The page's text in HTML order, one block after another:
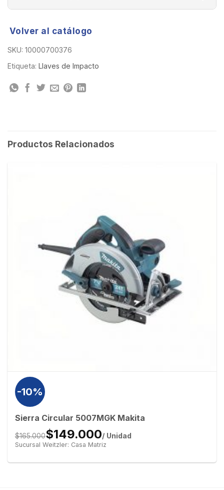
Volver al catálogo
SKU: 10000700376
Etiqueta: Llaves de Impacto
Productos Relacionados
-10%
Sierra Circular 5007MGK Makita
$165.000$149.000/ Unidad
Sucursal Weitzler: Casa Matriz